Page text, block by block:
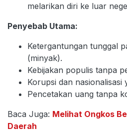
melarikan diri ke luar
Penyebab Utama:
Ketergantungan tunggal
(minyak).
Kebijakan populis tanpa
Korupsi dan nasionalisasi
Pencetakan uang tanpa
Baca Juga: Melihat Ongkos
Daerah